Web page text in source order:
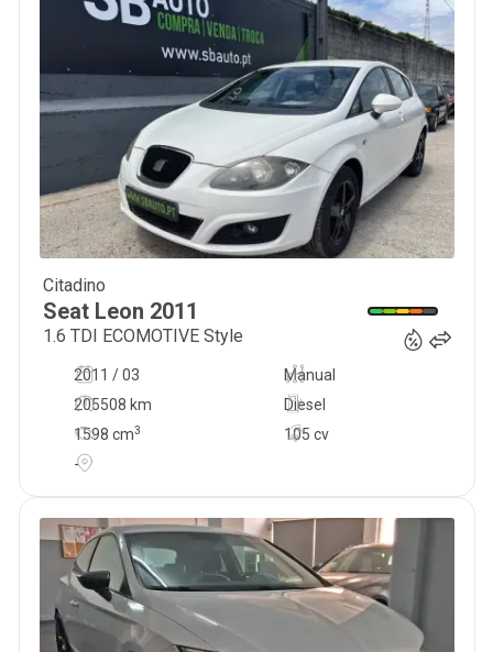
Citadino
Seat Leon 2011
1.6 TDI ECOMOTIVE Style
2011 / 03
Manual
205508 km
105 cv
Diesel
1598 cm3
-